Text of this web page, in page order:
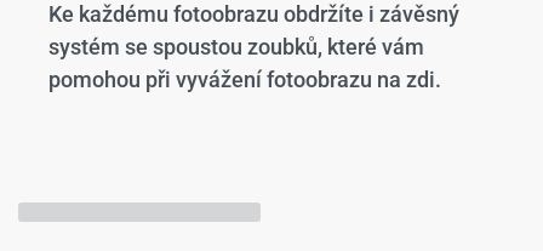
Ke každému fotoobrazu obdržíte i závěsný
systém se spoustou zoubků, které vám
pomohou při vyvážení fotoobrazu na zdi.